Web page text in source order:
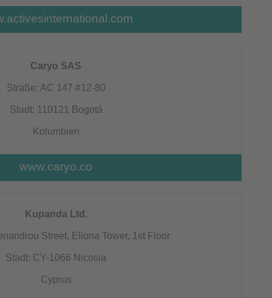
Caryo SAS
Straße: AC 147 #12-80
Stadt: 110121 Bogotá
Kolumbien
www.caryo.co
Kupanda Ltd.
Street, Eliona Tower, 1st Floor
Stadt: CY-1066 Nicosia
Cyprus